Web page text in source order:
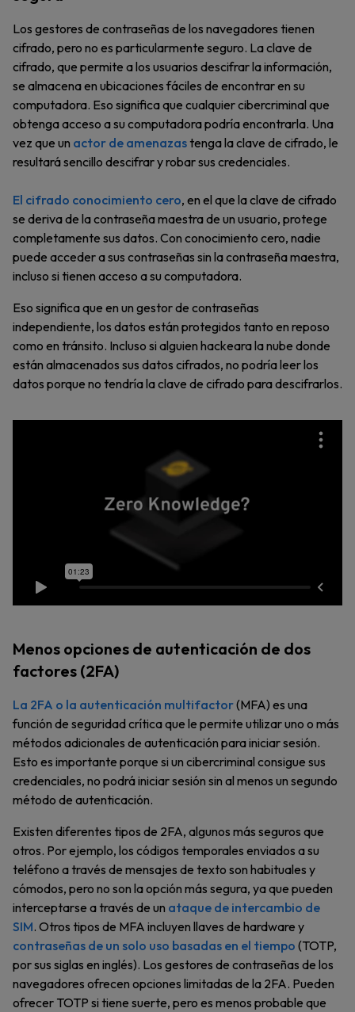
Los gestores de contraseñas de los navegadores tienen
cifrado, pero no es particularmente seguro. La clave de
cifrado, que permite a los usuarios descifrar la información,
se almacena en ubicaciones fáciles de encontrar en su
computadora. Eso significa que cualquier cibercriminal que
obtenga acceso a su computadora podría encontrarla. Una
vez que un actor de amenazastenga la clave de cifrado, le
resultará sencillo descifrar y robar sus credenciales.
El cifrado conocimiento cero, en el que la clave de cifrado
se deriva de la contraseña maestra de un usuario, protege
completamente sus datos. Con conocimiento cero, nadie
puede acceder a sus contraseñas sin la contraseña maestra,
incluso si tienen acceso a su computadora.
Eso significa que en un gestor de contraseñas
independiente, los datos están protegidos tanto en reposo
como en tránsito. Incluso si alguien hackeara la nube donde
están almacenados sus datos cifrados, no podría leer los
datos porque no tendría la clave de cifrado para descifrarlos.
Menos opciones de autenticación de dos
factores (2FA)
La 2FA o la autenticación multifactor(MFA) es una
función de seguridad crítica que le permite utilizar uno o más
métodos adicionales de autenticación para iniciar sesión.
Esto es importante porque si un cibercriminal consigue sus
credenciales, no podrá iniciar sesión sin al menos un segundo
método de autenticación.
Existen diferentes tipos de 2FA, algunos más seguros que
otros. Por ejemplo, los códigos temporales enviados a su
teléfono a través de mensajes de texto son habituales y
cómodos, pero no son la opción más segura, ya que pueden
interceptarse a través de un ataque de intercambio de
SIM. Otros tipos de MFA incluyen llaves de hardware y
contraseñas de un solo uso basadas en el tiempo (TOTP,
por sus siglas en inglés). Los gestores de contraseñas de los
navegadores ofrecen opciones limitadas de la 2FA. Pueden
ofrecer TOTP si tiene suerte, pero es menos probable que